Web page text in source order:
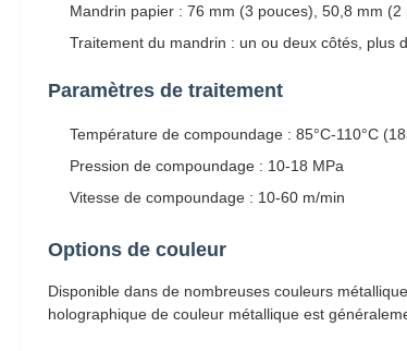
Mandrin papier : 76 mm (3 pouces), 50,8 mm
Traitement du mandrin : un ou deux côtés, plus
Paramètres de traitement
Température de compoundage : 85°C-110°C
Pression de compoundage : 10-18 MPa
Vitesse de compoundage : 10-60 m/min
Options de couleur
Disponible dans de nombreuses couleurs
holographique de couleur métallique est